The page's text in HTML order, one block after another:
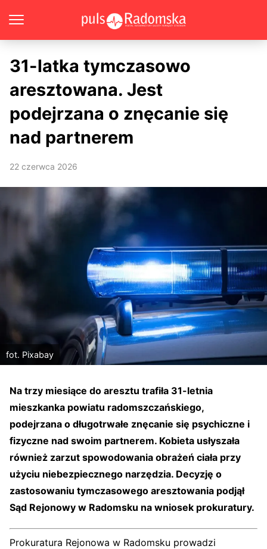
31-latka tymczasowo
aresztowana. Jest
podejrzana o znęcanie się
nad partnerem
22 czerwca 2026
fot. Pixabay
Na trzy miesiące do aresztu trafiła 31-letnia
mieszkanka powiatu radomszczańskiego,
podejrzana o długotrwałe znęcanie się psychiczne i
fizyczne nad swoim partnerem. Kobieta usłyszała
również zarzut spowodowania obrażeń ciała przy
użyciu niebezpiecznego narzędzia. Decyzję o
zastosowaniu tymczasowego aresztowania podjął
Sąd Rejonowy w Radomsku na wniosek prokuratury.
Prokuratura Rejonowa w Radomsku prowadzi